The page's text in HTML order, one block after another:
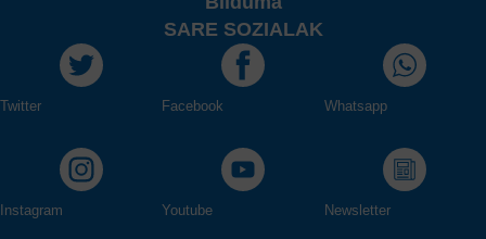
SARE SOZIALAK
Twitter Facebook Whatsapp
Instagram Youtube Newsletter